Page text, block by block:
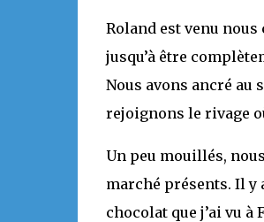
Roland est venu nous
jusqu’à être
Nous avons ancré au
rejoignons le rivage
Un peu mouillés,
marché présents. Il y
chocolat que j’ai vu à